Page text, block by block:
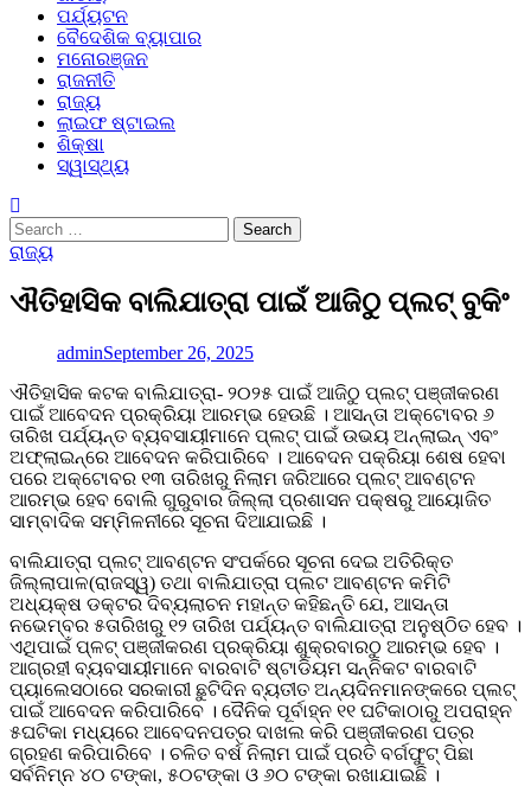
ପର୍ଯ୍ୟଟନ
ବୈଦେଶିକ ବ୍ୟାପାର
ମନୋରଞ୍ଜନ
ରାଜନୀତି
ରାଜ୍ୟ
ଲାଇଫ ଷ୍ଟାଇଲ
ଶିକ୍ଷା
ସ୍ୱାସ୍ଥ୍ୟ
Search
for:
ରାଜ୍ୟ
ଐତିହାସିକ ବାଲିଯାତ୍ରା ପାଇଁ ଆଜିଠୁ ପ୍ଲଟ୍ ବୁକିଂ
adminSeptember 26, 2025
ଐତିହାସିକ କଟକ ବାଲିଯାତ୍ରା- ୨୦୨୫ ପାଇଁ ଆଜିଠୁ ପ୍ଲଟ୍‌ ପଞ୍ଜୀକରଣ
ପାଇଁ ଆବେଦନ ପ୍ରକ୍ରିୟା ଆରମ୍ଭ ହେଉଛି । ଆସନ୍ତା ଅକ୍ଟୋବର ୬
ତାରିଖ ପର୍ଯ୍ୟନ୍ତ ବ୍ୟବସାୟୀମାନେ ପ୍ଲଟ୍‌ ପାଇଁ ଉଭୟ ଅନ୍‌ଲାଇନ୍‌ ଏବଂ
ଅଫ୍‌ଲାଇନ୍‌ରେ ଆବେଦନ କରିପାରିବେ । ଆବେଦନ ପକ୍ରିୟା ଶେଷ ହେବା
ପରେ ଅକ୍ଟୋବର ୧୩ ତାରିଖରୁ ନିଲାମ ଜରିଆରେ ପ୍ଲଟ୍‌ ଆବଣ୍ଟନ
ଆରମ୍ଭ ହେବ ବୋଲି ଗୁରୁବାର ଜିଲ୍ଲା ପ୍ରଶାସନ ପକ୍ଷରୁ ଆୟୋଜିତ
ସାମ୍ବାଦିକ ସମ୍ମିଳନୀରେ ସୂଚନା ଦିଆଯାଇଛି ।
ବାଲିଯାତ୍ରା ପ୍ଲଟ୍‌ ଆବଣ୍ଟନ ସଂପର୍କରେ ସୂଚନା ଦେଇ ଅତିରିକ୍ତ
ଜିଲ୍ଲାପାଳ(ରାଜସ୍ୱ) ତଥା ବାଲିଯାତ୍ରା ପ୍ଲଟ ଆବଣ୍ଟନ କମିଟି
ଅଧ୍ୟକ୍ଷ ଡକ୍ଟର ଦିବ୍ୟଲାଚନ ମହାନ୍ତ କହିଛନ୍ତି ଯେ, ଆସନ୍ତା
ନଭେମ୍ବର ୫ତାରିଖରୁ ୧୨ ତାରିଖ ପର୍ଯ୍ୟନ୍ତ ବାଲିଯାତ୍ରା ଅନୁଷ୍ଠିତ ହେବ ।
ଏଥିପାଇଁ ପ୍ଳଟ୍‌ ପଞ୍ଜୀକରଣ ପ୍ରକ୍ରିୟା ଶୁକ୍ରବାରଠୁ ଆରମ୍ଭ ହେବ ।
ଆଗ୍ରହୀ ବ୍ୟବସାୟୀମାନେ ବାରବାଟି ଷ୍ଟାଡିୟମ ସନ୍ନିକଟ ବାରବାଟି
ପ୍ୟାଲେସଠାରେ ସରକାରୀ ଛୁଟିଦିନ ବ୍ୟତୀତ ଅନ୍ୟଦିନମାନଙ୍କରେ ପ୍ଲଟ୍‌
ପାଇଁ ଆବେଦନ କରିପାରିବେ । ଦୈନିକ ପୂର୍ବାହ୍ନ ୧୧ ଘଟିକାଠାରୁ ଅପରାହ୍ନ
୫ଘଟିକା ମଧ୍ୟରେ ଆବେଦନପତ୍ର ଦାଖଲ କରି ପଞ୍ଜୀକରଣ ପତ୍ର
ଗ୍ରହଣ କରିପାରିବେ । ଚଳିତ ବର୍ଷ ନିଲାମ ପାଇଁ ପ୍ରତି ବର୍ଗଫୁଟ୍‌ ପିଛା
ସର୍ବନିମ୍ନ ୪୦ ଟଙ୍କା, ୫୦ଟଙ୍କା ଓ ୬୦ ଟଙ୍କା ରଖାଯାଇଛି ।